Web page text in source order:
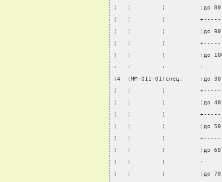
¦   ¦         ¦          ¦до 80
¦   ¦         ¦
¦   ¦         ¦          ¦до 90
¦   ¦         ¦
¦   ¦         ¦          ¦до 100
+---+---------+----------
¦4  ¦MM-011-01¦спец.
¦   ¦         ¦
¦   ¦         ¦          ¦до 40
¦   ¦         ¦
¦   ¦         ¦          ¦до 50
¦   ¦         ¦
¦   ¦         ¦          ¦до 60
¦   ¦         ¦
¦   ¦         ¦          ¦до 70